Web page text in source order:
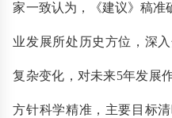
家一致认为，《建议》稿准
业发展所处历史方位，深
复杂变化，对未来5年发展
方针科学精准，主要目标